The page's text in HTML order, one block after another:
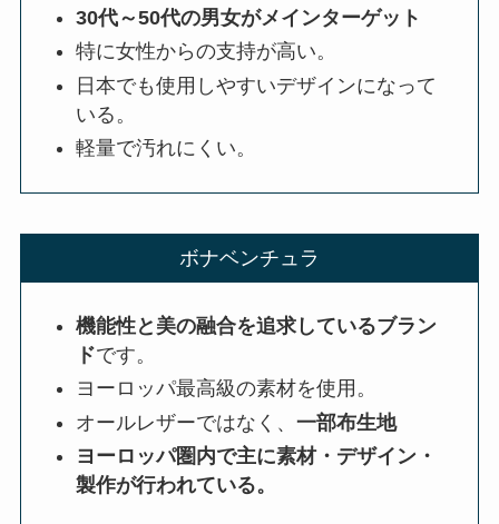
プロアクティブの学割を詳しく紹
介！いつまで？値段は？楽天で買
える？口コミも調査
流せるトイレブラシは販売終了？
ロングとストロング２の違いは？
誰でもスマホの初期費用について
徹底解説！いつ払う？無料や２円
にする方法は？
30代～50代の男女がメインターゲット
特に女性からの支持が高い。
日本でも使用しやすいデザインになって
いる。
軽量で汚れにくい。
ボナベンチュラ
機能性と美の融合を追求しているブラン
ドです。
ヨーロッパ最高級の素材を使用。
オールレザーではなく、一部布生地
ヨーロッパ圏内で主に素材・デザイン・
製作が行われている。